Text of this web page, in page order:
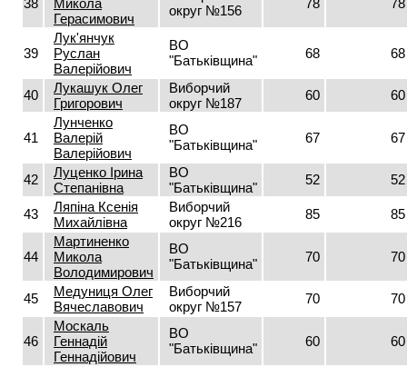
38
Микола
Герасимович
округ №156
78 78
39
Лук'янчук
Руслан
Валерійович
ВО
"Батьківщина"
68 68
40
Лукашук Олег
Григорович
Виборчий
округ №187
60 60
41
Лунченко
Валерій
Валерійович
ВО
"Батьківщина"
67 67
42
Луценко Ірина
Степанівна
ВО
"Батьківщина"
52 52
43
Ляпіна Ксенія
Михайлівна
Виборчий
округ №216
85 85
44
Мартиненко
Микола
Володимирович
ВО
"Батьківщина"
70 70
45
Медуниця Олег
Вячеславович
Виборчий
округ №157
70 70
46
Москаль
Геннадій
Геннадійович
ВО
"Батьківщина"
60 60